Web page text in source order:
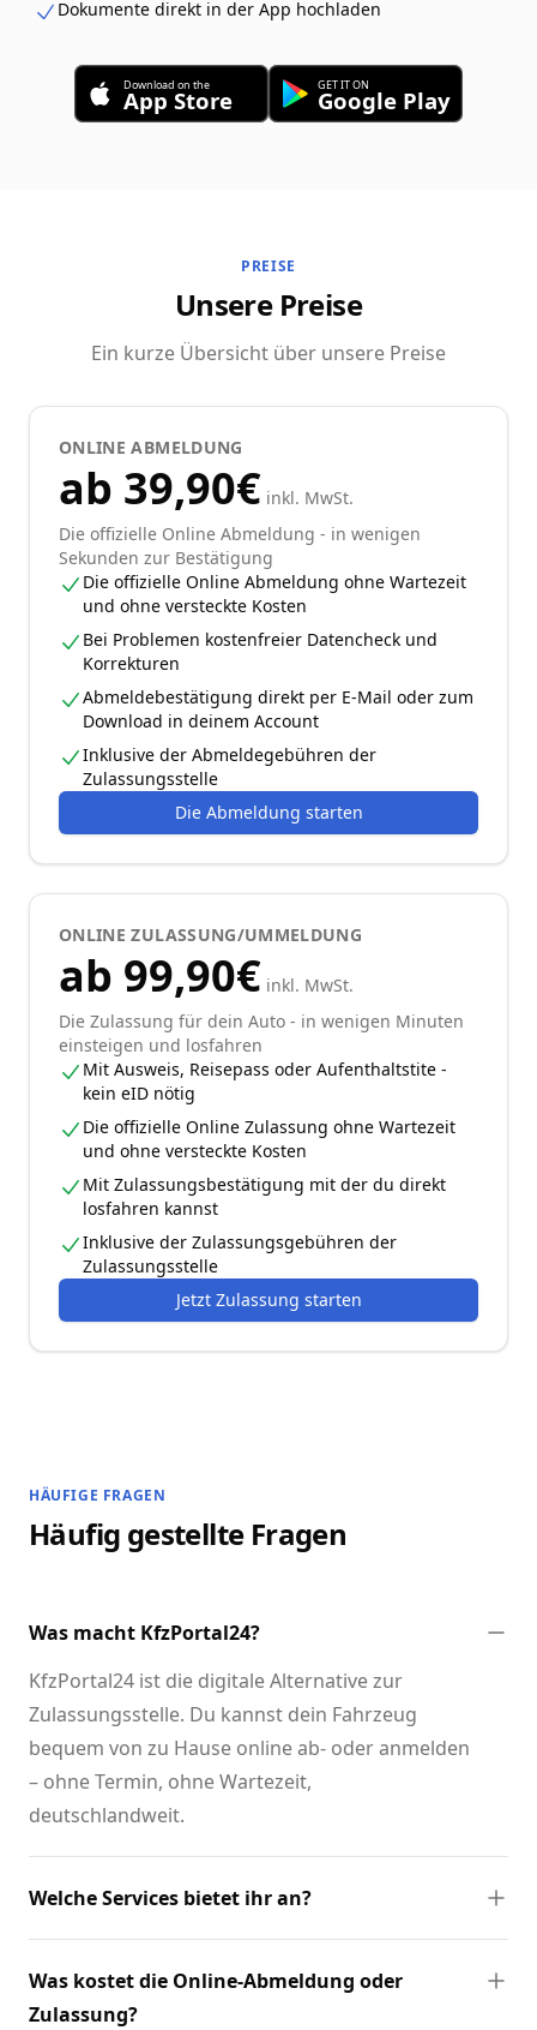
Dokumente direkt in der App hochladen
Download on the
App Store
GET IT ON
Google Play
PREISE
Unsere Preise
Ein kurze Übersicht über unsere Preise
ONLINE ABMELDUNG
ab 39,90€ inkl. MwSt.
Die offizielle Online Abmeldung - in wenigen
Sekunden zur Bestätigung
Die offizielle Online Abmeldung ohne Wartezeit
und ohne versteckte Kosten
Bei Problemen kostenfreier Datencheck und
Korrekturen
Abmeldebestätigung direkt per E-Mail oder zum
Download in deinem Account
Inklusive der Abmeldegebühren der
Zulassungsstelle
Die Abmeldung starten
ONLINE ZULASSUNG/UMMELDUNG
ab 99,90€ inkl. MwSt.
Die Zulassung für dein Auto - in wenigen Minuten
einsteigen und losfahren
Mit Ausweis, Reisepass oder Aufenthaltstite -
kein eID nötig
Die offizielle Online Zulassung ohne Wartezeit
und ohne versteckte Kosten
Mit Zulassungsbestätigung mit der du direkt
losfahren kannst
Inklusive der Zulassungsgebühren der
Zulassungsstelle
Jetzt Zulassung starten
HÄUFIGE FRAGEN
Häufig gestellte Fragen
Was macht KfzPortal24?
KfzPortal24 ist die digitale Alternative zur
Zulassungsstelle. Du kannst dein Fahrzeug
bequem von zu Hause online ab- oder anmelden
– ohne Termin, ohne Wartezeit,
deutschlandweit.
Welche Services bietet ihr an?
Was kostet die Online-Abmeldung oder
Zulassung?